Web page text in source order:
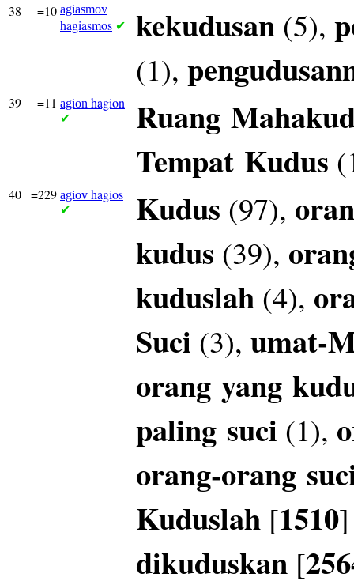
38 =10 agiasmov
hagiasmos ✔ kekudusan (5),
(1),
39 =11 agion hagion
✔ Ruang
Tempat Kudus
40 =229 agiov hagios
✔ Kudus (97),
kudus (39),
kuduslah (4),
Suci (3), umat-
orang yang
paling suci (1),
orang-orang
Kuduslah [1510
dikuduskan [